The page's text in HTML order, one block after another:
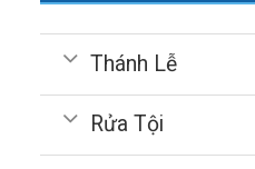
Thánh Lễ
Rửa Tội